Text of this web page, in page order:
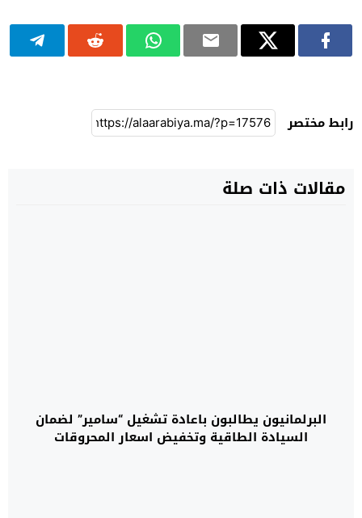
رابط مختصر
مقالات ذات صلة
البرلمانيون يطالبون باعادة تشغيل “سامير” لضمان
السيادة الطاقية وتخفيض اسعار المحروقات